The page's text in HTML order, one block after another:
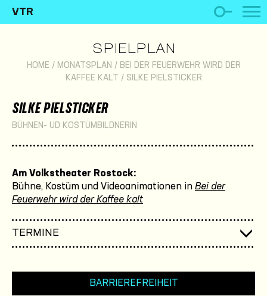
VTR
SPIELPLAN
HOME / MONATSPLAN / BEI DER FEUERWEHR WIRD DER
KAFFEE KALT
/ SILKE PIELSTICKER
SILKE PIELSTICKER
BÜHNEN- UD KOSTÜMBILDNERIN
Am Volkstheater Rostock:
Bühne, Kostüm und Videoanimationen in Bei der
Feuerwehr wird der Kaffee kalt
TERMINE
BARRIEREFREIHEIT